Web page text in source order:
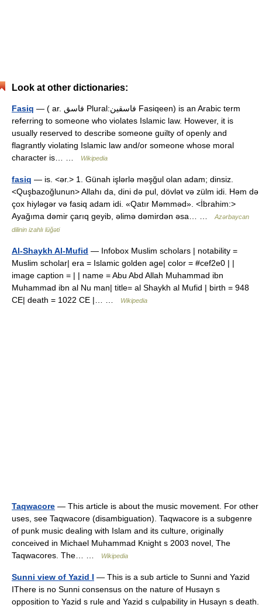
Look at other dictionaries:
Fasiq — ( ar. فاسق Plural:فاسقين Fasiqeen) is an Arabic term
referring to someone who violates Islamic law. However, it is
usually reserved to describe someone guilty of openly and
flagrantly violating Islamic law and/or someone whose moral
character is… …
Wikipedia
fasiq — is. <ər.> 1. Günah işlərlə məşğul olan adam; dinsiz.
<Quşbazoğlunun> Allahı da, dini də pul, dövlət və zülm idi. Həm də
çox hiyləgər və fasiq adam idi. «Qatır Məmməd». <İbrahim:>
Ayağıma dəmir çarıq geyib, əlimə dəmirdən əsa… …
Azərbaycan
dilinin izahlı lüğəti
Al-Shaykh Al-Mufid — Infobox Muslim scholars | notability =
Muslim scholar| era = Islamic golden age| color = #cef2e0 | |
image caption = | | name = Abu Abd Allah Muhammad ibn
Muhammad ibn al Nu man| title= al Shaykh al Mufid | birth = 948
CE| death = 1022 CE |… …
Wikipedia
Taqwacore — This article is about the music movement. For other
uses, see Taqwacore (disambiguation). Taqwacore is a subgenre
of punk music dealing with Islam and its culture, originally
conceived in Michael Muhammad Knight s 2003 novel, The
Taqwacores. The… …
Wikipedia
Sunni view of Yazid I — This is a sub article to Sunni and Yazid
IThere is no Sunni consensus on the nature of Husayn s
opposition to Yazid s rule and Yazid s culpability in Husayn s death.